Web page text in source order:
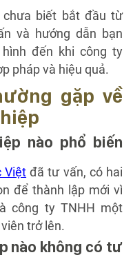
chưa biết bắt đầu từ
và hướng dẫn bạn
đến khi công ty
pháp và hiệu quả.
gặp về
nào phổ biến
Việt đã tư vấn, có hai
để thành lập mới vì
công ty TNHH một
trở lên.
nào không có tư